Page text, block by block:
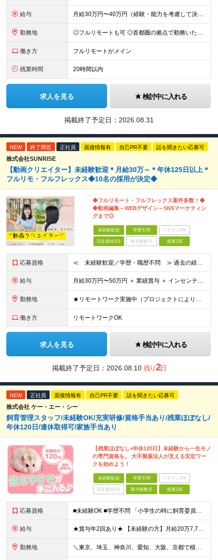
給与 月給30万円〜40万円（経験・能力を考慮して決定） ※固定残業代20時間分（4.0〜5.5万円）含む／超過分は全額支給 ※経験・スキルを考慮のうえ決定いたします ※6ヶ月の試用期間あり。期間中の待遇に
勤務地 ◎フルリモートも可 ◎首都圏の拠点で勤務いただくことを想定しております ■本社（湘南本社） 神奈川県藤沢市辻堂神台2-2-1 アイクロス湘南8階 └JR東海道線「辻堂駅」徒歩3分 ■東北支社 秋田
働き方 フルリモートがメイン
残業時間 20時間以内
求人を見る 検討中に入れる
掲載終了予定日： 2026.08.31
NEW 終了間近 正社員 面接情報有 自己PR不要 話を聞きたい応募可
株式会社SUNRISE
【動画クリエイター】未経験歓迎＊月給30万～＊年休125日以上＊
フルリモ・フルフレックス◆10名の採用が決定◆
◆フルリモート・フルフレックス案件多数！◆
◆動画編集～WEBデザイン～SNSマーケティン
グまで◎
未経験歓迎 学歴不問 ベテランOK
完全週休2日 賞与複数月 面接1回
応募資格 ≪ 未経験歓迎／学歴・職歴不問 ≫ 過去の経歴は一切不問。 「いままで」よりも「これから」を 重視した採用を行っています！ ▼▼こんな想いがある方大歓迎▼▼ ・WEBデザインに興味がある！ ・自由な
給与 ⽉給30万円〜50万円 ＋ 業績賞与 ＋ インセンティブ賞与 経験者：35万円～ ※IT新人時25万円〜 ※経験・スキルを考慮の上、決定します。 ※経験者は別途優遇！ ★試⽤期間：3ヶ⽉ ★学
勤務地 ★リモートワーク実施中（プロジェクトによりフルリモートもあり） ★配属先は希望を最⼤限考慮
働き方 リモートワークOK
求人を見る 検討中に入れる
掲載終了予定日： 2026.08.10 残り2日
NEW 正社員 面接情報有 自己PR不要 話を聞きたい応募可
株式会社 ケー・エー・シー
飼育管理スタッフ/未経験OK/充実研修/資格手当あり/残業ほぼなし/
年休120日/連休取得可/家族手当あり
【残業ほぼなし×年休120日】未経験から一生モノ
の専門資格を。 大手製薬法人が支える安定ワー
クを始めよう！
未経験歓迎 学歴不問 ベテランOK
完全週休2日 賞与複数月 面接1回
応募資格 ■未経験OK ■学歴不問 「小学生の時に飼育委員だった！」 なんて方もお待ちしております♪ ※ご自宅でのペット飼育について※ ご自宅でげっ歯類・ウサギのペット飼育を禁止しております。当社業務では清
給与 ★賞与年2回あり★ 【未経験の方】月給20万7,750円～＋賞与年2回＋残業代全額支給＋交通費支給 【生物系大卒の方】月給21万3,750円～＋賞与年2回＋残業代全額支給＋交通費支給 ★手当が充実
勤務地 ＼東京、埼玉、神奈川、愛知、大阪、京都で積極採用中！／ ・東京都：品川区 ・埼玉県：和光市 ・神奈川県：横浜市戸塚区、藤沢市 ・茨城県：つくば市 Lマイカー通勤OK！ ・愛知県：犬山市